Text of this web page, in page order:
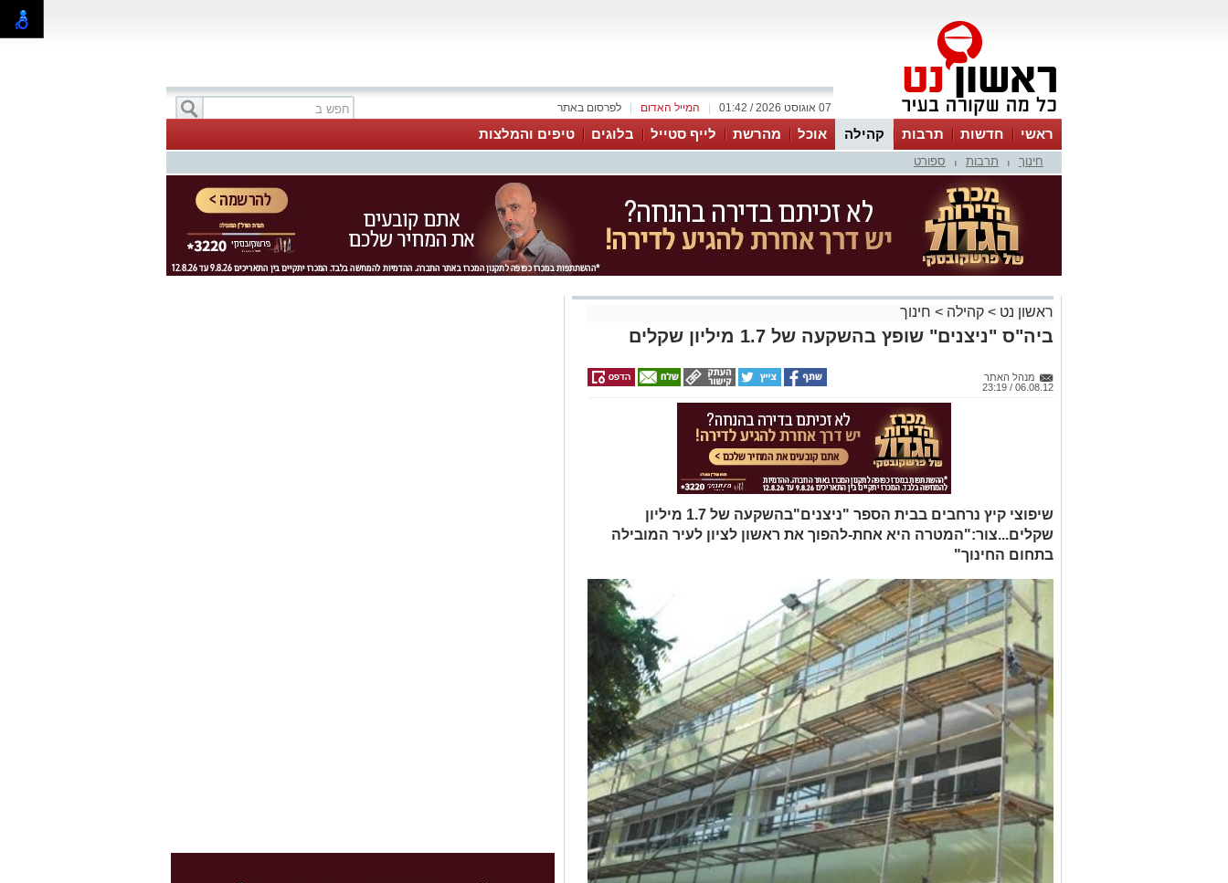
לפרסום באתר המייל האדום 07 אוגוסט 2026 / 01:42
ראשי חדשות תרבות קהילה אוכל מהרשת לייף סטייל בלוגים טיפים והמלצות
חינוך תרבות ספורט
ראשון נט > קהילה > חינוך
ביה"ס "ניצנים" שופץ בהשקעה של 1.7 מיליון שקלים
מנהל האתר
06.08.12 / 23:19
שיפוצי קיץ נרחבים בבית הספר "ניצנים"בהשקעה של 1.7 מיליון
שקלים...צור:"המטרה היא אחת-להפוך את ראשון לציון לעיר המובילה
בתחום החינוך"